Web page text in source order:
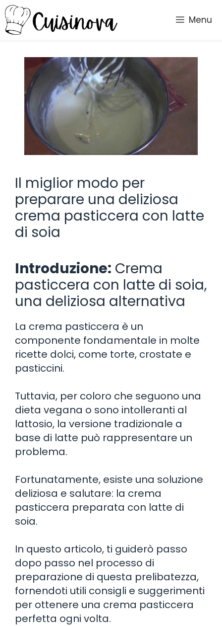
Vai
al
contenuto
Menu
Il miglior modo per
preparare una deliziosa
crema pasticcera con latte
di soia
Introduzione: Crema
pasticcera con latte di soia,
una deliziosa alternativa
La crema pasticcera è un
componente fondamentale in molte
ricette dolci, come torte, crostate e
pasticcini.
Tuttavia, per coloro che seguono una
dieta vegana o sono intolleranti al
lattosio, la versione tradizionale a
base di latte può rappresentare un
problema.
Fortunatamente, esiste una soluzione
deliziosa e salutare: la crema
pasticcera preparata con latte di
soia.
In questo articolo, ti guiderò passo
dopo passo nel processo di
preparazione di questa prelibatezza,
fornendoti utili consigli e suggerimenti
per ottenere una crema pasticcera
perfetta ogni volta.